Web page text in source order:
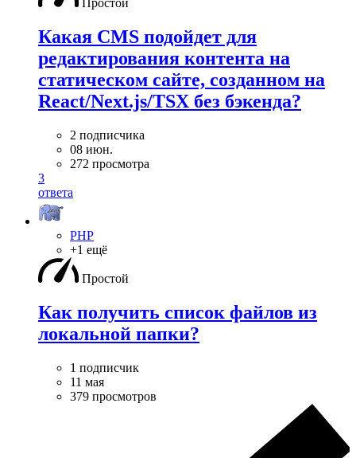
Простой
Какая CMS подойдет для
редактирования контента на
статическом сайте, созданном на
React/Next.js/TSX без бэкенда?
2 подписчика
08 июн.
272 просмотра
3
ответа
PHP
+1 ещё
Простой
Как получить список файлов из
локальной папки?
1 подписчик
11 мая
379 просмотров